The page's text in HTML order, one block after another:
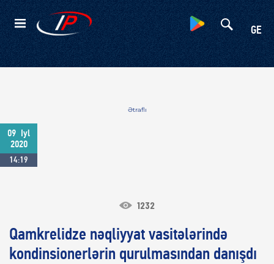
GE
Kateqoriyalar
Ətraflı
09
Iyl
2020
14:19
1232
Qamkrelidze nəqliyyat vasitələrində
kondinsionerlərin qurulmasından danışdı